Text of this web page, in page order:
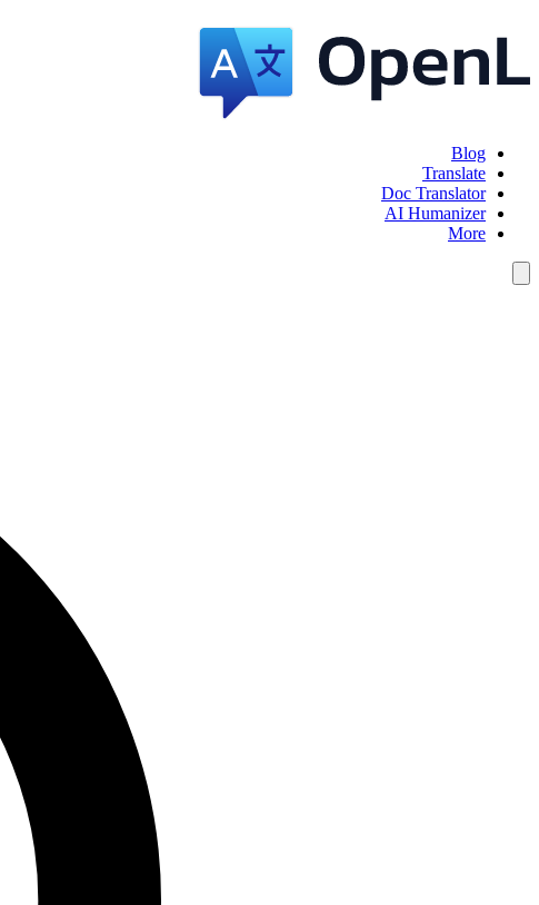
Blog
Translate
Doc Translator
AI Humanizer
More